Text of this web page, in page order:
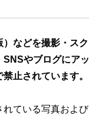
などを撮影・スク
SNSやブログにアッ
止されています。
れている写真および